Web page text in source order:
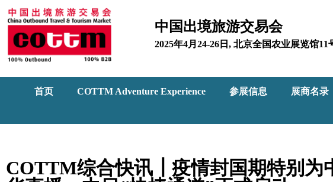
中国出境旅游交易会
2025年4月24-26日, 北京全国农业展览馆11
首页 COTTM Adventure Experience 参展信息 展商名录
COTTM综合快讯┃疫情封国期特别为